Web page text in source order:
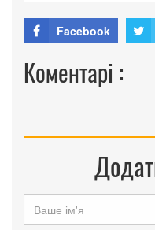
Facebook
Коментарі :